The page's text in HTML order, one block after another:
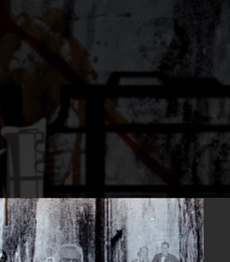
¡Esto Es Vida!